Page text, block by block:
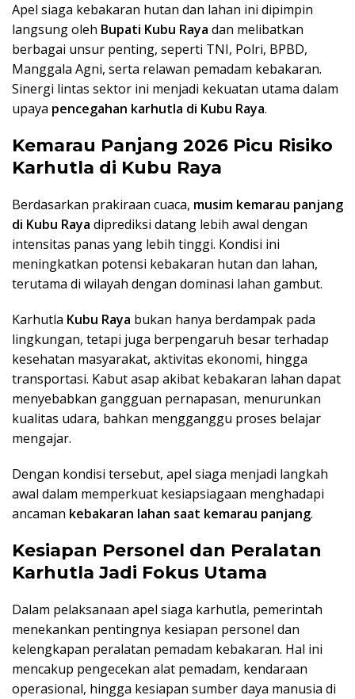
Apel siaga kebakaran hutan dan lahan ini dipimpin
langsung oleh Bupati Kubu Raya dan melibatkan
berbagai unsur penting, seperti TNI, Polri, BPBD,
Manggala Agni, serta relawan pemadam kebakaran.
Sinergi lintas sektor ini menjadi kekuatan utama dalam
upaya pencegahan karhutla di Kubu Raya.
Kemarau Panjang 2026 Picu Risiko
Karhutla di Kubu Raya
Berdasarkan prakiraan cuaca, musim kemarau panjang
di Kubu Raya diprediksi datang lebih awal dengan
intensitas panas yang lebih tinggi. Kondisi ini
meningkatkan potensi kebakaran hutan dan lahan,
terutama di wilayah dengan dominasi lahan gambut.
Karhutla Kubu Raya bukan hanya berdampak pada
lingkungan, tetapi juga berpengaruh besar terhadap
kesehatan masyarakat, aktivitas ekonomi, hingga
transportasi. Kabut asap akibat kebakaran lahan dapat
menyebabkan gangguan pernapasan, menurunkan
kualitas udara, bahkan mengganggu proses belajar
mengajar.
Dengan kondisi tersebut, apel siaga menjadi langkah
awal dalam memperkuat kesiapsiagaan menghadapi
ancaman kebakaran lahan saat kemarau panjang.
Kesiapan Personel dan Peralatan
Karhutla Jadi Fokus Utama
Dalam pelaksanaan apel siaga karhutla, pemerintah
menekankan pentingnya kesiapan personel dan
kelengkapan peralatan pemadam kebakaran. Hal ini
mencakup pengecekan alat pemadam, kendaraan
operasional, hingga kesiapan sumber daya manusia di